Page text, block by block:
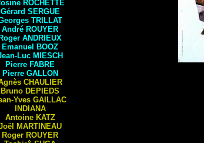
ROCHETTE
Gérard SERGUE
TRILLAT
André ROUYER
Roger ANDRIEUX
Emanuel
BOOZ
Luc MIESCH
Pierre FABRE
Pierre GALLON
CHAULIER
Bruno DEPIEDS
Yves GAILLAC
INDIANA
Antoine KATZ
MARTINEAU
Roger ROUYER